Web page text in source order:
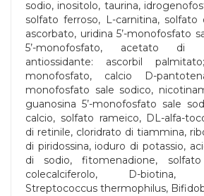
sodio, inositolo, taurina,
solfato ferroso, L-carnitina,
ascorbato, uridina 5’-monofosfato
5’-monofosfato, acetato di
antiossidante: ascorbil
monofosfato, calcio D-
monofosfato sale sodico,
guanosina 5’-monofosfato sale
calcio, solfato rameico, DL-alfa-
di retinile, cloridrato di tiammina,
di piridossina, ioduro di potassio,
di sodio, fitomenadione,
colecalciferolo, D-biotina,
Streptococcus thermophilus,